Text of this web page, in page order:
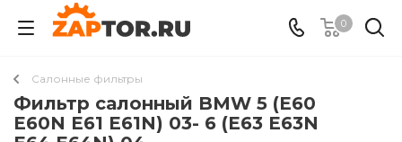
0
Салонные фильтры
Фильтр салонный BMW 5 (E60
E60N E61 E61N) 03- 6 (E63 E63N